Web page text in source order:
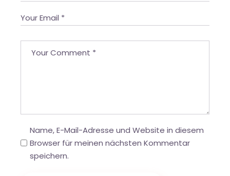
Name, E-Mail-Adresse und Website in diesem
Browser für meinen nächsten Kommentar
speichern.